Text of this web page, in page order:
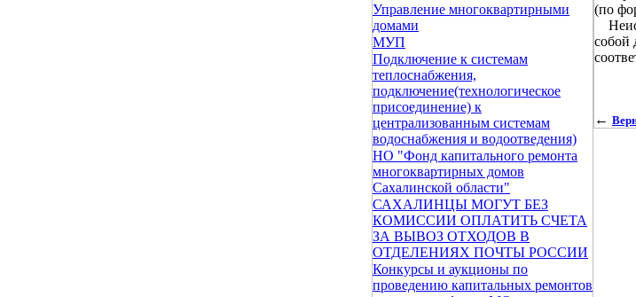
Управление многоквартирными
домами
МУП
Подключение к системам
теплоснабжения,
подключение(технологическое
присоединение) к
централизованным системам
водоснабжения и водоотведения)
НО "Фонд капитального ремонта
многоквартирных домов
Сахалинской области"
САХАЛИНЦЫ МОГУТ БЕЗ
КОМИССИИ ОПЛАТИТЬ СЧЕТА
ЗА ВЫВОЗ ОТХОДОВ В
ОТДЕЛЕНИЯХ ПОЧТЫ РОССИИ
Конкурсы и аукционы по
проведению капитальных ремонтов
(по
собой
←